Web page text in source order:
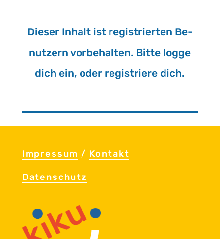
Die­ser In­halt ist re­gis­trier­ten Be­
nut­zern vor­be­hal­ten. Bitte logge
dich ein, oder re­gis­trie­re dich.
Im­pres­sum / Kon­takt
Da­ten­schutz